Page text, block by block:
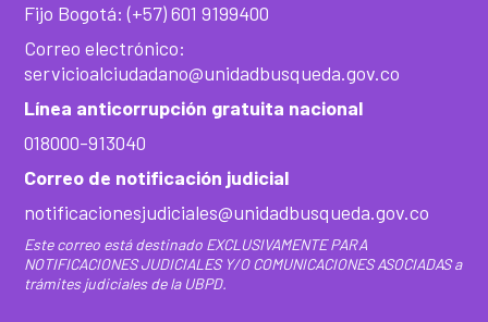
Fijo Bogotá: (+57) 601 9199400
Correo electrónico:
servicioalciudadano@unidadbusqueda.gov.co
Línea anticorrupción gratuita nacional
018000-913040
Correo de notificación judicial
notificacionesjudiciales@unidadbusqueda.gov.co
Este correo está destinado EXCLUSIVAMENTE PARA
NOTIFICACIONES JUDICIALES Y/O COMUNICACIONES ASOCIADAS a
trámites judiciales de la UBPD.